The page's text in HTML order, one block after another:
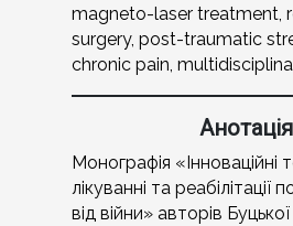
magneto-laser treatment,
surgery, post-traumatic
chronic pain,
Анотація
Монографія «Інноваційні
лікуванні та
від війни» авторів Буцької